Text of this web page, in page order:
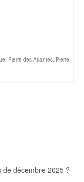
Pierre des Atlantes Pierre
décembre 2025 ?